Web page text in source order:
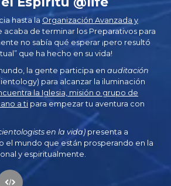
hasta la Organización Avanzada y
acaba de terminar los Preparativos para
no sabía qué esperar ¡pero resultó
que ha hecho en su vida!
la gente participa en auditación
para alcanzar la iluminación
la Iglesia, misión o grupo de
a ti para empezar tu aventura con
en la vida) presenta a
el mundo que están prosperando en la
y espiritualmente.